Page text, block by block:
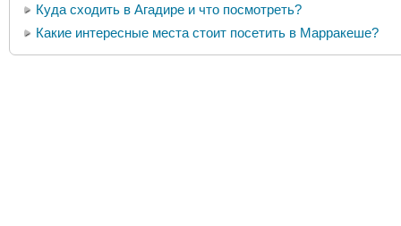
Куда сходить в Агадире и что посмотреть?
Какие интересные места стоит посетить в Марракеше?